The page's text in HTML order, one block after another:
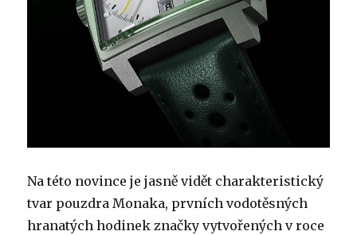
Na této novince je jasně vidět charakteristický
tvar pouzdra Monaka, prvních vodotěsných
hranatých hodinek značky vytvořených v roce